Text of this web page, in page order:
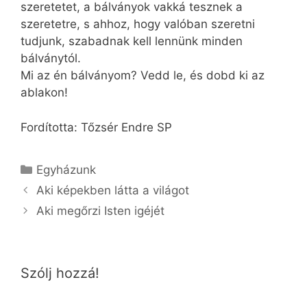
szeretetet, a bálványok vakká tesznek a
szeretetre, s ahhoz, hogy valóban szeretni
tudjunk, szabadnak kell lennünk minden
bálványtól.
Mi az én bálványom? Vedd le, és dobd ki az
ablakon!
Fordította: Tőzsér Endre SP
Kategória
Egyházunk
Aki képekben látta a világot
Aki megőrzi Isten igéjét
Szólj hozzá!